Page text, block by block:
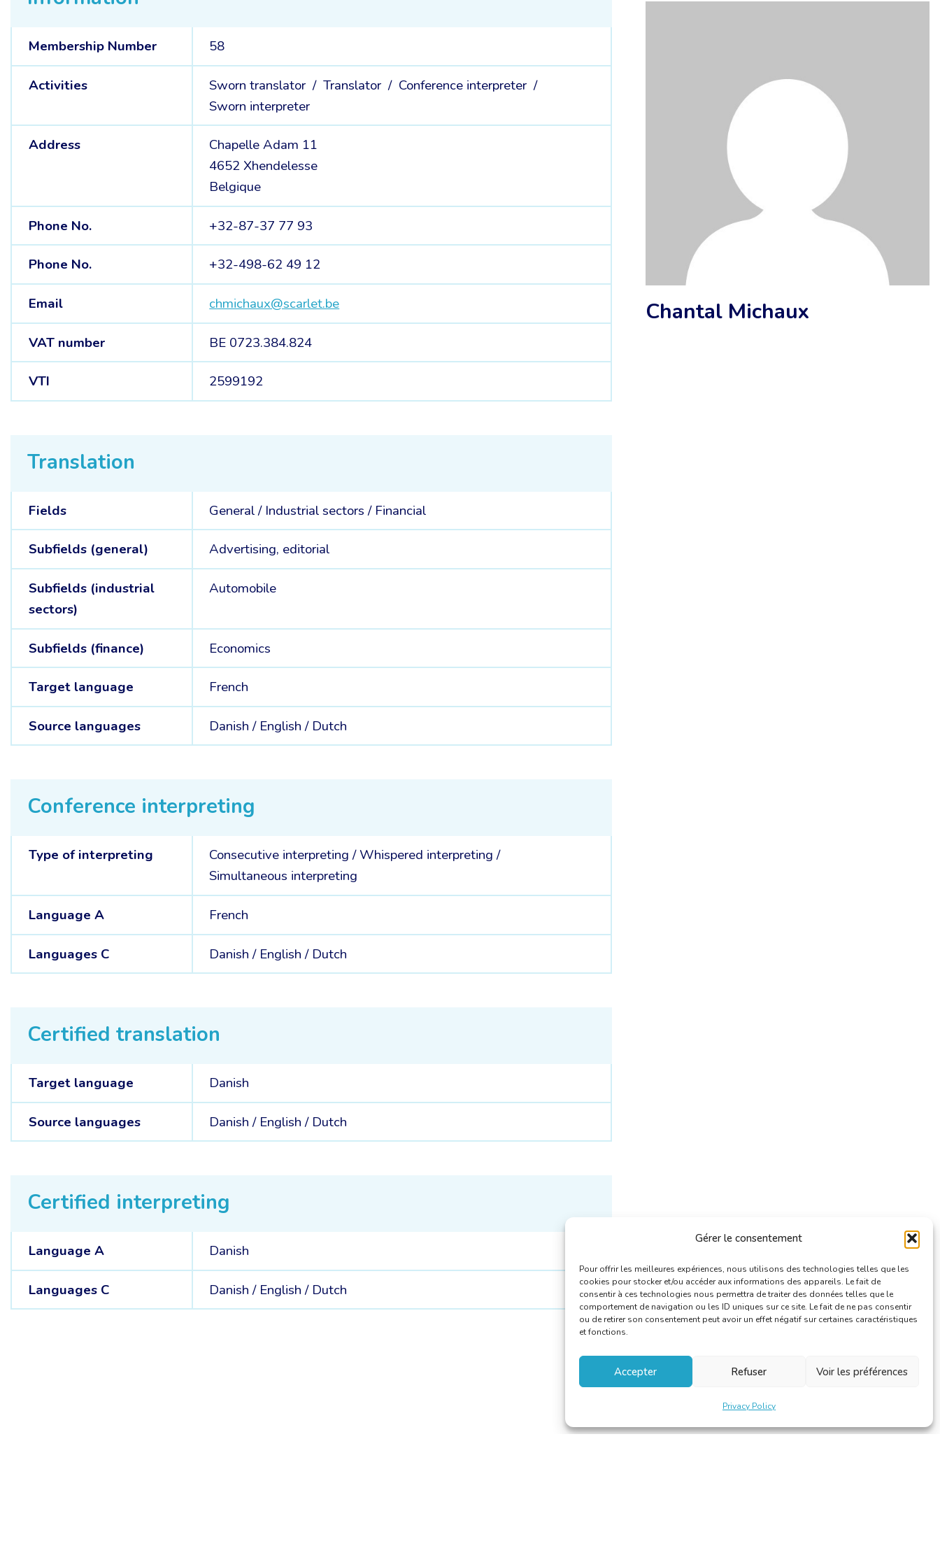
Gérer le consentement
Pour offrir les meilleures expériences, nous utilisons des technologies telles que les
cookies pour stocker et/ou accéder aux informations des appareils. Le fait de
consentir à ces technologies nous permettra de traiter des données telles que le
comportement de navigation ou les ID uniques sur ce site. Le fait de ne pas consentir
ou de retirer son consentement peut avoir un effet négatif sur certaines caractéristiques
et fonctions.
Accepter Refuser Voir les préférences
Privacy Policy
Membership Number 58
Activities Sworn translator / Translator / Conference interpreter /
Sworn interpreter
Address
Chapelle Adam 11
4652 Xhendelesse
Belgique
Phone No. +32-87-37 77 93
Phone No. +32-498-62 49 12
Email chmichaux@scarlet.be
VAT number BE 0723.384.824
VTI 2599192
Translation
Fields General / Industrial sectors / Financial
Subfields (general) Advertising, editorial
Subfields (industrial
sectors)
Automobile
Subfields (finance) Economics
Target language French
Source languages Danish / English / Dutch
Conference interpreting
Type of interpreting Consecutive interpreting/Whispered interpreting/
Simultaneous interpreting
Language A French
Languages C Danish / English / Dutch
Certified translation
Target language Danish
Source languages Danish / English / Dutch
Certified interpreting
Language A Danish
Languages C Danish / English / Dutch
Chantal Michaux